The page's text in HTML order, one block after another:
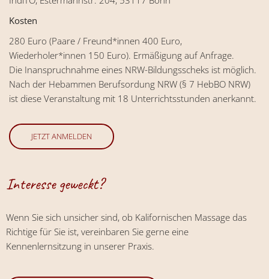
Kosten
280 Euro (Paare / Freund*innen 400 Euro,
Wiederholer*innen 150 Euro). Ermäßigung auf Anfrage.
Die Inanspruchnahme eines NRW-Bildungsscheks ist möglich.
Nach der Hebammen Berufsordung NRW (§ 7 HebBO NRW)
ist diese Veranstaltung mit 18 Unterrichtsstunden anerkannt.
JETZT ANMELDEN
Interesse geweckt?
Wenn Sie sich unsicher sind, ob Kalifornischen Massage das
Richtige für Sie ist, vereinbaren Sie gerne eine
Kennenlernsitzung in unserer Praxis.